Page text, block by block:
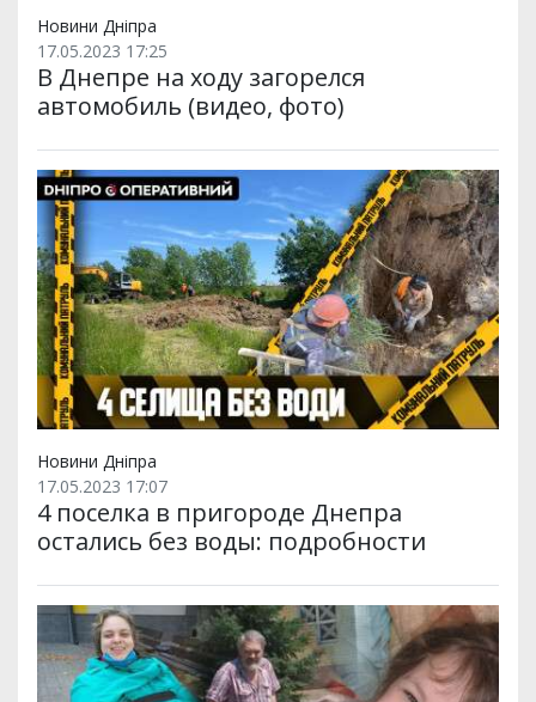
Новини Дніпра
17.05.2023 17:25
В Днепре на ходу загорелся
автомобиль (видео, фото)
Новини Дніпра
17.05.2023 17:07
4 поселка в пригороде Днепра
остались без воды: подробности